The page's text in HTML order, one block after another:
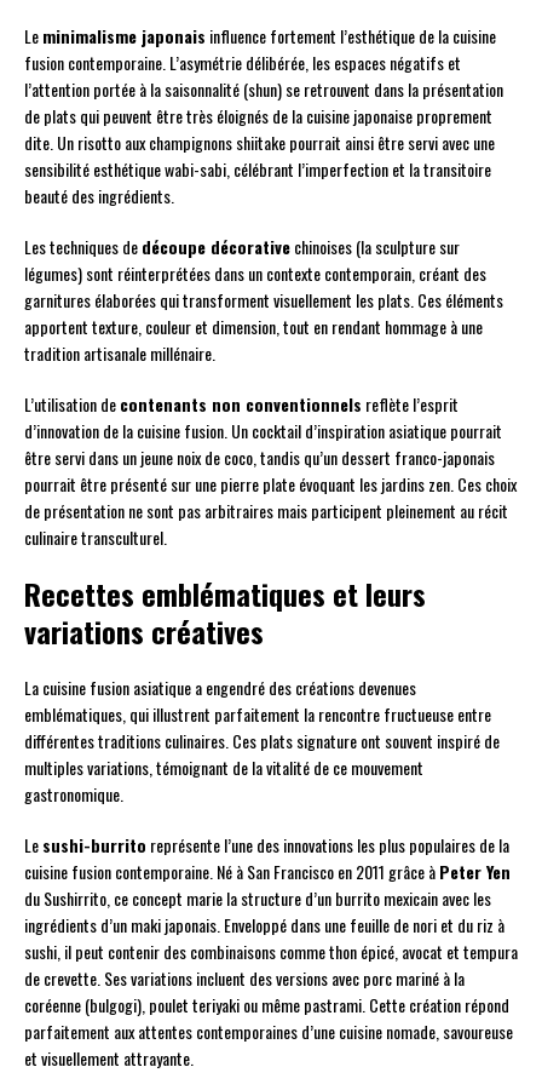
Leminimalisme japonais influence fortement l’esthétique de la cuisine
fusion contemporaine. L’asymétrie délibérée, les espaces négatifs et
l’attention portée à la saisonnalité (shun) se retrouvent dans la présentation
de plats qui peuvent être très éloignés de la cuisine japonaise proprement
dite. Un risotto aux champignons shiitake pourrait ainsi être servi avec une
sensibilité esthétique wabi-sabi, célébrant l’imperfection et la transitoire
beauté des ingrédients.
Les techniques dedécoupe décorativechinoises (la sculpture sur
légumes) sont réinterprétées dans un contexte contemporain, créant des
garnitures élaborées qui transforment visuellement les plats. Ces éléments
apportent texture, couleur et dimension, tout en rendant hommage à une
tradition artisanale millénaire.
L’utilisation decontenants non conventionnels reflète l’esprit
d’innovation de la cuisine fusion. Un cocktail d’inspiration asiatique pourrait
être servi dans un jeune noix de coco, tandis qu’un dessert franco-japonais
pourrait être présenté sur une pierre plate évoquant les jardins zen. Ces choix
de présentation ne sont pas arbitraires mais participent pleinement au récit
culinaire transculturel.
Recettes emblématiques et leurs
variations créatives
La cuisine fusion asiatique a engendré des créations devenues
emblématiques, qui illustrent parfaitement la rencontre fructueuse entre
différentes traditions culinaires. Ces plats signature ont souvent inspiré de
multiples variations, témoignant de la vitalité de ce mouvement
gastronomique.
Lesushi-burrito représente l’une des innovations les plus populaires de la
cuisine fusion contemporaine. Né à San Francisco en 2011 grâce àPeter Yen
du Sushirrito, ce concept marie la structure d’un burrito mexicain avec les
ingrédients d’un maki japonais. Enveloppé dans une feuille de nori et du riz à
sushi, il peut contenir des combinaisons comme thon épicé, avocat et tempura
de crevette. Ses variations incluent des versions avec porc mariné à la
coréenne (bulgogi), poulet teriyaki ou même pastrami. Cette création répond
parfaitement aux attentes contemporaines d’une cuisine nomade, savoureuse
et visuellement attrayante.